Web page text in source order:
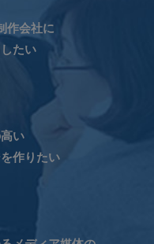
作会社に
たい
い
作りたい